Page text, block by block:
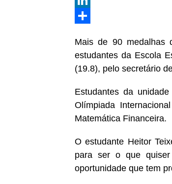
LinkedIn
Mais de 90 medalhas
estudantes da Escola
(19.8), pelo secretário
Estudantes da
Olímpiada
Matemática Financeira.
O estudante Heitor
para ser o que
oportunidade que tem